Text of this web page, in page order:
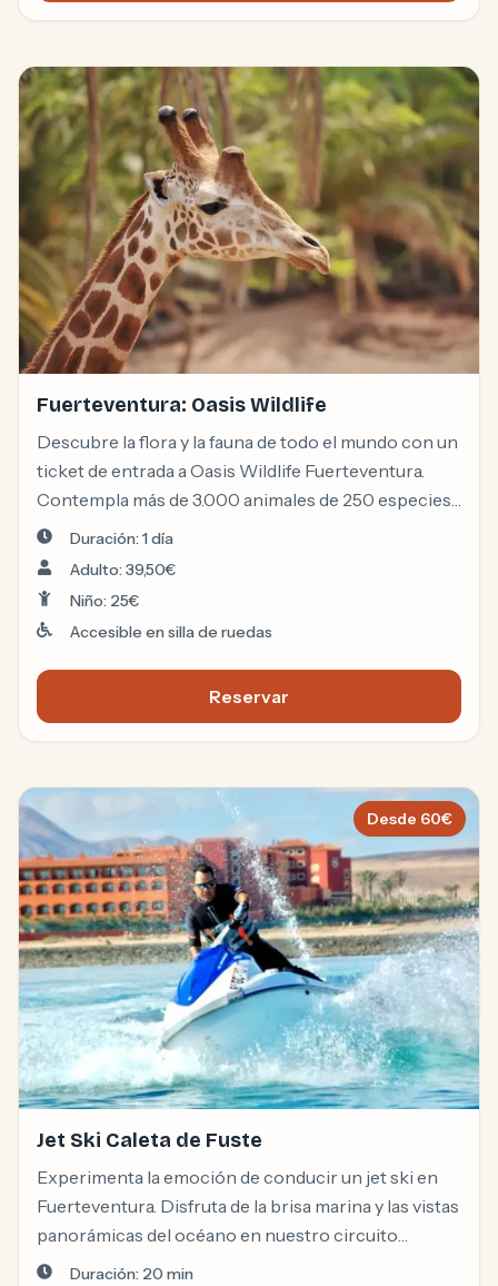
Fuerteventura: Oasis Wildlife
Descubre la flora y la fauna de todo el mundo con un
ticket de entrada a Oasis Wildlife Fuerteventura.
Contempla más de 3.000 animales de 250 especies
diferentes en un entorno único, con opciones de
paseo en camello y experiencias interactivas con
lémures.
Duración: 1 día
Adulto: 39,50€
Niño: 25€
Accesible en silla de ruedas
Reservar
Fuerteventura: Oasis
Desde 60€
Jet Ski Caleta de Fuste
Experimenta la emoción de conducir un jet ski en
Fuerteventura. Disfruta de la brisa marina y las vistas
panorámicas del océano en nuestro circuito
cerrado en Caleta de Fuste.
Duración: 20 min